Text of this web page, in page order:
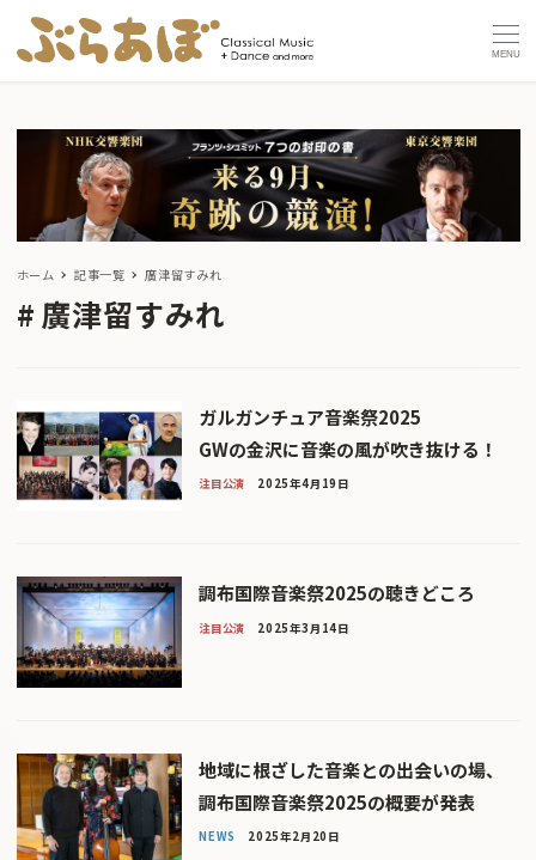
MENU
ホーム 記事一覧 廣津留すみれ
廣津留すみれ
​ガルガンチュア音楽祭2025
GWの金沢に音楽の風が吹き抜ける！
注目公演 2025年4月19日
調布国際音楽祭2025の聴きどころ
注目公演 2025年3月14日
地域に根ざした音楽との出会いの場、
調布国際音楽祭2025の概要が発表
NEWS 2025年2月20日